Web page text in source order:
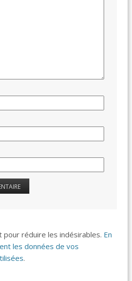
pour réduire les indésirables. En
les données de vos
.